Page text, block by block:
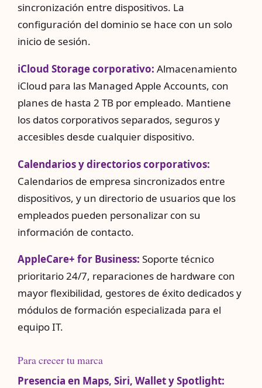
sincronización entre dispositivos. La
configuración del dominio se hace con un solo
inicio de sesión.
iCloud Storage corporativo: Almacenamiento
iCloud para las Managed Apple Accounts, con
planes de hasta 2 TB por empleado. Mantiene
los datos corporativos separados, seguros y
accesibles desde cualquier dispositivo.
Calendarios y directorios corporativos:
Calendarios de empresa sincronizados entre
dispositivos, y un directorio de usuarios que los
empleados pueden personalizar con su
información de contacto.
AppleCare+ for Business: Soporte técnico
prioritario 24/7, reparaciones de hardware con
mayor flexibilidad, gestores de éxito dedicados y
módulos de formación especializada para el
equipo IT.
Para crecer tu marca
Presencia en Maps, Siri, Wallet y Spotlight: